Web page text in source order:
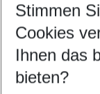
Abflughafen
Beliebiger
10.08.26–
Stimmen
Cookies
Ihnen das
bieten?